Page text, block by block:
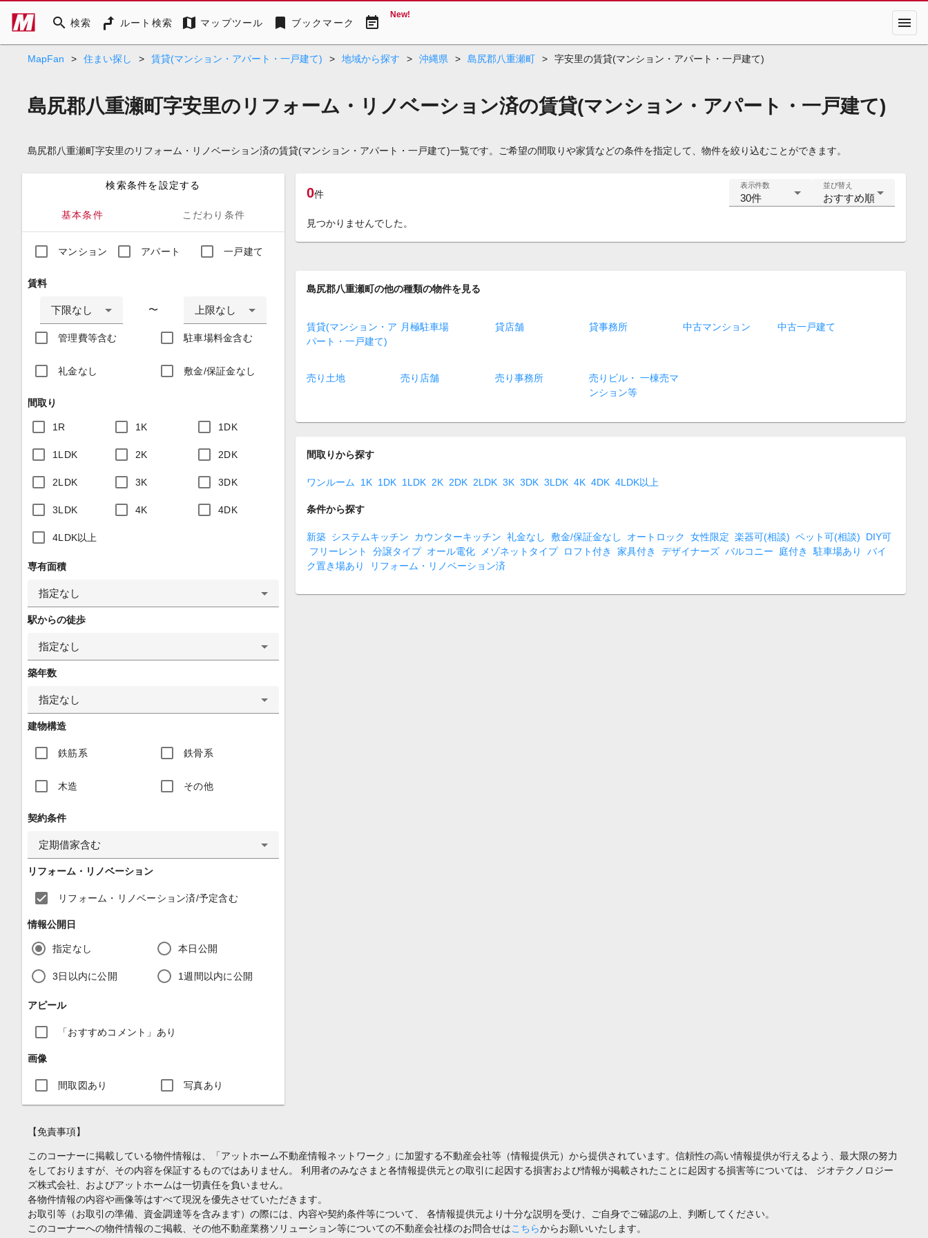
search 検索 ルート検索 map マップツール bookmark ブックマーク event_note New! menu
MapFan > 住まい探し > 賃貸(マンション・アパート・一戸建て) > 地域から探す > 沖縄県 > 島尻郡八重瀬町 > 字安里の賃貸(マンション・アパート・一戸建て)
島尻郡八重瀬町字安里のリフォーム・リノベーション済の賃貸(マンション・アパート・一戸建て)
島尻郡八重瀬町字安里のリフォーム・リノベーション済の賃貸(マンション・アパート・一戸建て)一覧です。ご希望の間取りや家賃などの条件を指定して、物件を絞り込むことができます。
検索条件を設定する
基本条件 こだわり条件
マンション アパート 一戸建て
賃料
下限なし 〜 上限なし
管理費等含む 駐車場料金含む
礼金なし 敷金/保証金なし
間取り
1R 1K 1DK
1LDK 2K 2DK
2LDK 3K 3DK
3LDK 4K 4DK
4LDK以上
専有面積
指定なし
駅からの徒歩
指定なし
築年数
指定なし
建物構造
鉄筋系 鉄骨系
木造 その他
契約条件
定期借家含む
リフォーム・リノベーション
リフォーム・リノベーション済/予定含む
情報公開日
指定なし 本日公開
3日以内に公開 1週間以内に公開
アピール
「おすすめコメント」あり
画像
間取図あり 写真あり
0件
表示件数
30件
並び替え
おすすめ順
見つかりませんでした。
島尻郡八重瀬町の他の種類の物件を見る
賃貸(マンション・ア
パート・一戸建て)
月極駐車場 貸店舗 貸事務所 中古マンション 中古一戸建て
売り土地 売り店舗 売り事務所
売りビル・ 一棟売マ
ンション等
間取りから探す
ワンルーム 1K 1DK 1LDK 2K 2DK 2LDK 3K 3DK 3LDK 4K 4DK 4LDK以上
条件から探す
新築 システムキッチン カウンターキッチン 礼金なし 敷金/保証金なし オートロック 女性限定 楽器可(相談) ペット可(相談)
DIY可
フリーレント
分譲タイプ オール電化 メゾネットタイプ ロフト付き 家具付き デザイナーズ バルコニー 庭付き 駐車場あり
バイ
ク置き場あり
リフォーム・リノベーション済
【免責事項】
このコーナーに掲載している物件情報は、「アットホーム不動産情報ネットワーク」に加盟する不動産会社等（情報提供元）から提供されています。信頼性の高い情報提供が行えるよう、最大限の努力
をしておりますが、その内容を保証するものではありません。 利用者のみなさまと各情報提供元との取引に起因する損害および情報が掲載されたことに起因する損害等については、 ジオテクノロジー
ズ株式会社、およびアットホームは一切責任を負いません。
各物件情報の内容や画像等はすべて現況を優先させていただきます。
お取引等（お取引の準備、資金調達等を含みます）の際には、内容や契約条件等について、 各情報提供元より十分な説明を受け、ご自身でご確認の上、判断してください。
このコーナーへの物件情報のご掲載、その他不動産業務ソリューション等についての不動産会社様のお問合せはこちらからお願いいたします。